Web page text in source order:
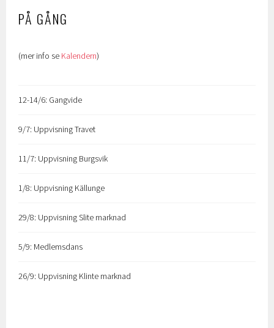
PÅ GÅNG
(mer info se Kalendern)
12-14/6: Gangvide
9/7: Uppvisning Travet
11/7: Uppvisning Burgsvik
1/8: Uppvisning Källunge
29/8: Uppvisning Slite marknad
5/9: Medlemsdans
26/9: Uppvisning Klinte marknad